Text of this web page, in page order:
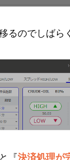
るのでしばら
『決済処理が